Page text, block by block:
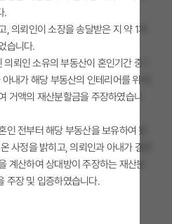
.
의뢰인이 소장을 송달받은 지 약 1개
습니다.
뢰인 소유의 부동산이 혼인기간 중 1
내가 해당 부동산의 인테리어를 위해
거액의 재산분할금을 주장하였습니
전부터 해당 부동산을 보유하여 왔
사정을 밝히고, 의뢰인과 아내가 결혼
계산하여 상대방이 주장하는 재산분
주장 및 입증하였습니다.